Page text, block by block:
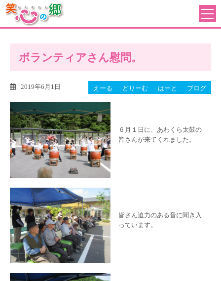
ボランティアさん慰問。
2019年6月1日 えーる どりーむ はーと ブログ
６月１日に、あわくら太鼓の
皆さんが来てくれました。
皆さん迫力のある音に聞き入
っています。